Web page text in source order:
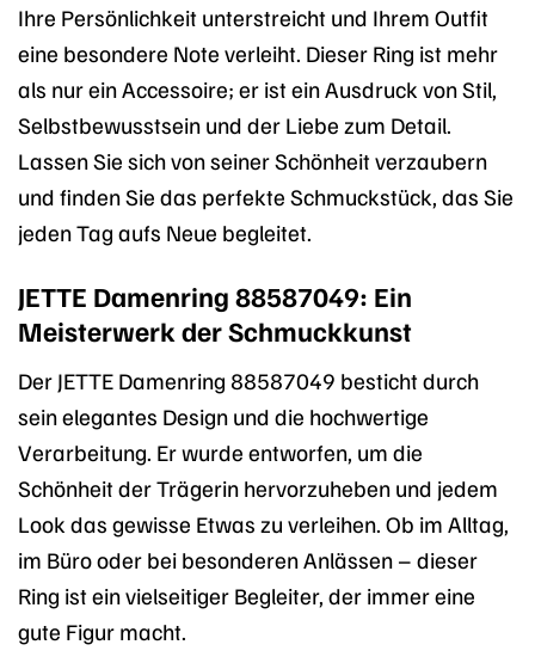
Ihre Persönlichkeit unterstreicht und Ihrem Outfit
eine besondere Note verleiht. Dieser Ring ist mehr
als nur ein Accessoire; er ist ein Ausdruck von Stil,
Selbstbewusstsein und der Liebe zum Detail.
Lassen Sie sich von seiner Schönheit verzaubern
und finden Sie das perfekte Schmuckstück, das Sie
jeden Tag aufs Neue begleitet.
JETTE Damenring 88587049: Ein
Meisterwerk der Schmuckkunst
Der JETTE Damenring 88587049 besticht durch
sein elegantes Design und die hochwertige
Verarbeitung. Er wurde entworfen, um die
Schönheit der Trägerin hervorzuheben und jedem
Look das gewisse Etwas zu verleihen. Ob im Alltag,
im Büro oder bei besonderen Anlässen – dieser
Ring ist ein vielseitiger Begleiter, der immer eine
gute Figur macht.